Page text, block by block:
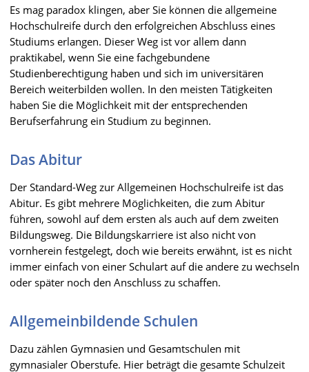
Es mag paradox klingen, aber Sie können die allgemeine
Hochschulreife durch den erfolgreichen Abschluss eines
Studiums erlangen. Dieser Weg ist vor allem dann
praktikabel, wenn Sie eine fachgebundene
Studienberechtigung haben und sich im universitären
Bereich weiterbilden wollen. In den meisten Tätigkeiten
haben Sie die Möglichkeit mit der entsprechenden
Berufserfahrung ein Studium zu beginnen.
Das Abitur
Der Standard-Weg zur Allgemeinen Hochschulreife ist das
Abitur. Es gibt mehrere Möglichkeiten, die zum Abitur
führen, sowohl auf dem ersten als auch auf dem zweiten
Bildungsweg. Die Bildungskarriere ist also nicht von
vornherein festgelegt, doch wie bereits erwähnt, ist es nicht
immer einfach von einer Schulart auf die andere zu wechseln
oder später noch den Anschluss zu schaffen.
Allgemeinbildende Schulen
Dazu zählen Gymnasien und Gesamtschulen mit
gymnasialer Oberstufe. Hier beträgt die gesamte Schulzeit